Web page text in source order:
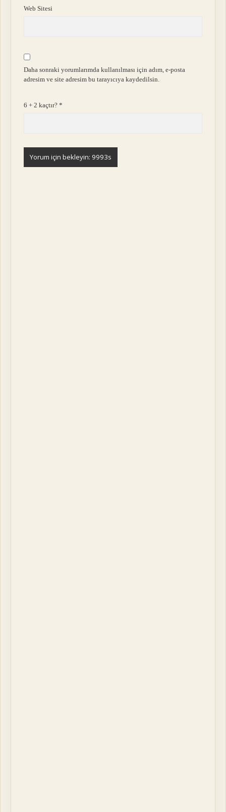
Web Sitesi
Daha sonraki yorumlarımda kullanılması için adım, e-posta
adresim ve site adresim bu tarayıcıya kaydedilsin.
6 + 2 kaçtır?*